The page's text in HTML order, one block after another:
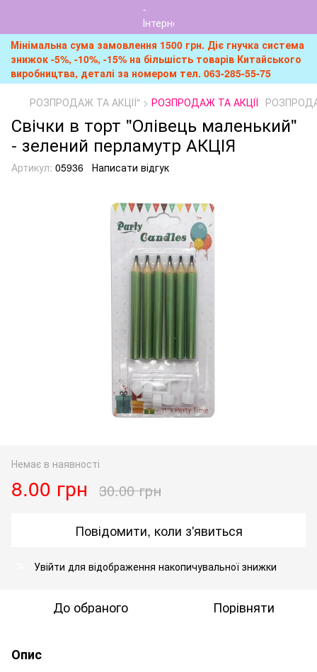
Мінімальна сума замовлення 1500 грн. Діє гнучка система
знижок -5%, -10%, -15% на більшість товарів Китайського
виробництва, деталі за номером тел. 063-285-55-75
РОЗПРОДАЖ ТА АКЦІЇ" > РОЗПРОДАЖ ТА АКЦІЇ
Свічки в торт "Олівець маленький"
- зелений перламутр АКЦІЯ
Артикул: 05936 Написати відгук
Немає в наявності
8.00 грн 30.00 грн
Повідомити, коли з'явиться
Увійти для відображення накопичувальної знижки
До обраного Порівняти
Опис